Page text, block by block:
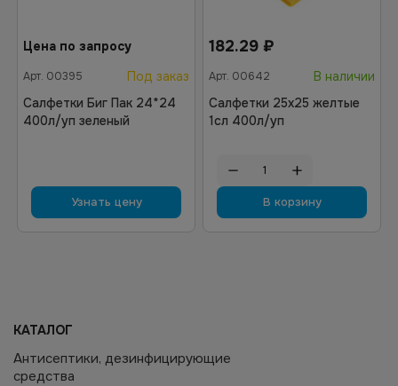
Цена по запросу
Арт. 00395
Под заказ
Салфетки Биг Пак 24*24
400л/уп зеленый
Узнать цену
182.29 ₽
Арт. 00642
В наличии
Салфетки 25х25 желтые
1сл 400л/уп
В корзину
КАТАЛОГ
Антисептики, дезинфицирующие
средства